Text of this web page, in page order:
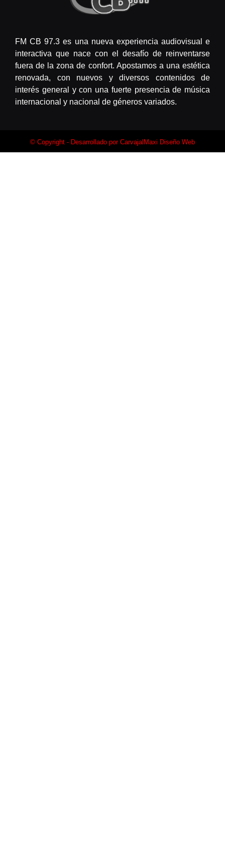
FM CB 97.3 es una nueva experiencia audiovisual e
interactiva que nace con el desafío de reinventarse
fuera de la zona de confort. Apostamos a una estética
renovada, con nuevos y diversos contenidos de
interés general y con una fuerte presencia de música
internacional y nacional de géneros variados.
© Copyright - Desarrollado por CarvajalMaxi Diseño Web